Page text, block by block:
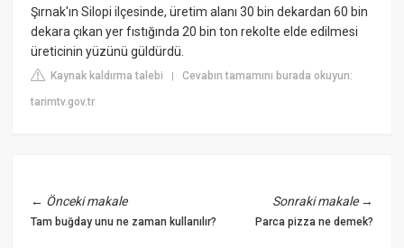
Şırnak'ın Silopi ilçesinde, üretim alanı 30 bin dekardan 60 bin
dekara çıkan yer fıstığında 20 bin ton rekolte elde edilmesi
üreticinin yüzünü güldürdü.
Kaynak kaldırma talebi |Cevabın tamamını burada okuyun:
tarimtv.gov.tr
← Önceki makale
Tam buğday unu ne zaman kullanılır?
Sonraki makale→
Parca pizza ne demek?